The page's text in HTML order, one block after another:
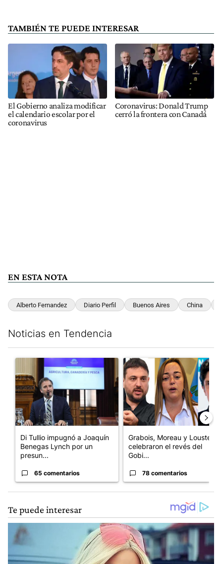
TAMBIÉN TE PUEDE INTERESAR
El Gobierno analiza modificar
el calendario escolar por el
coronavirus
Coronavirus: Donald Trump
cerró la frontera con Canadá
EN ESTA NOTA
Alberto Fernandez Diario Perfil Buenos Aires China
Noticias en Tendencia
Un artículo de tendencia con el título "Di Tullio impugnó a
Di Tullio impugnó a Joaquín
Benegas Lynch por un
presun...
65 comentarios
Un artículo de tendencia con
Grabois, Moreau y Lousteau
celebraron el revés del
Gobi...
78 comentarios